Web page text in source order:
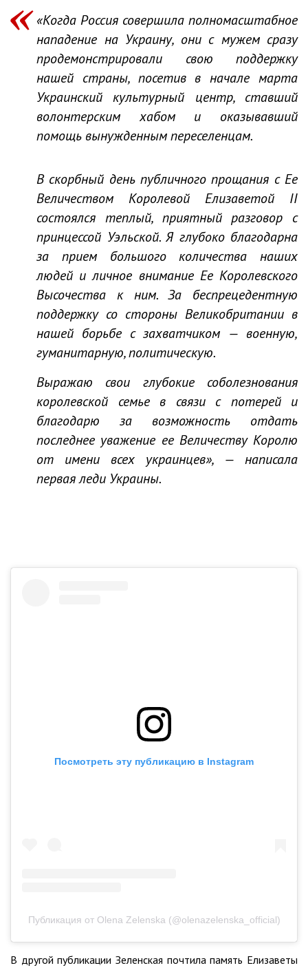
«Когда Россия совершила полномасштабное
нападение на Украину, они с мужем сразу
продемонстрировали свою поддержку
нашей страны, посетив в начале марта
Украинский культурный центр, ставший
волонтерским хабом и оказывавший
помощь вынужденным переселенцам.
В скорбный день публичного прощания с Ее
Величеством Королевой Елизаветой II
состоялся теплый, приятный разговор с
принцессой Уэльской. Я глубоко благодарна
за прием большого количества наших
людей и личное внимание Ее Королевского
Высочества к ним. За беспрецедентную
поддержку со стороны Великобритании в
нашей борьбе с захватчиком — военную,
гуманитарную, политическую.
Выражаю свои глубокие соболезнования
королевской семье в связи с потерей и
благодарю за возможность отдать
последнее уважение ее Величеству Королю
от имени всех украинцев», — написала
первая леди Украины.
Посмотреть эту публикацию в Instagram
Публикация от Olena Zelenska (@olenazelenska_official)
В другой публикации Зеленская почтила память Елизаветы